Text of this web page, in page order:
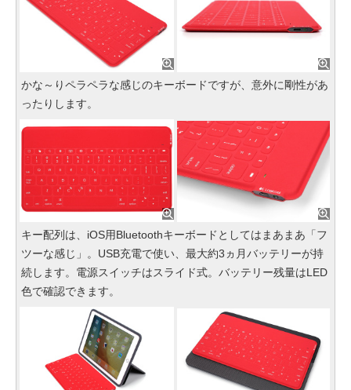
かな～りペラペラな感じのキーボードですが、意外に剛性があ
ったりします。
キー配列は、iOS用Bluetoothキーボードとしてはまあまあ「フ
ツーな感じ」。USB充電で使い、最大約3ヵ月バッテリーが持
続します。電源スイッチはスライド式。バッテリー残量はLED
色で確認できます。